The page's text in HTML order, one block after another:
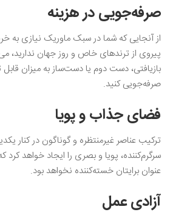
صرفه‌جویی در هزینه
از آنجایی که شما در سبک ماوریک نیازی به
پیروی از ترندهای خاص و روز جهان ندارید،
بازیافتی، دست دوم یا دست‌ساز به میزان
صرفه‌جویی کنید.
فضای جذاب و پویا
ترکیب عناصر غیرمنتظره و گوناگون در کنار
سرگرم‌کننده، پویا و بصری را ایجاد خواهد
عنوان برایتان خسته‌کننده نخواهد ‌بود.
آزادی عمل